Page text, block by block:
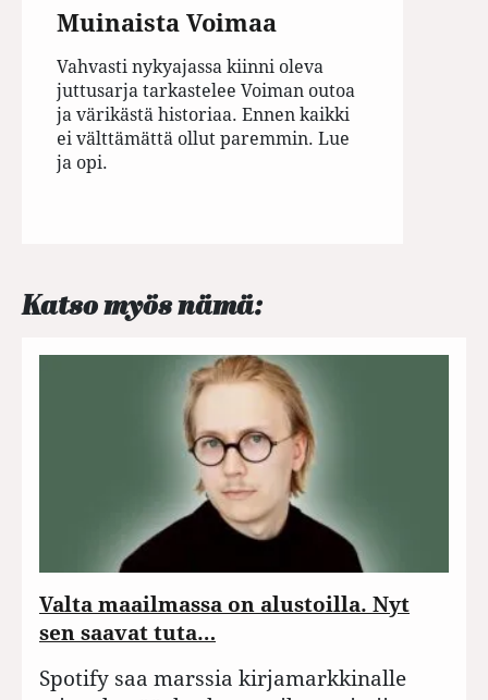
Muinaista Voimaa
Vahvasti nykyajassa kiinni oleva
juttusarja tarkastelee Voiman outoa
ja värikästä historiaa. Ennen kaikki
ei välttämättä ollut paremmin. Lue
ja opi.
Katso myös nämä:
Valta maailmassa on alustoilla. Nyt
sen saavat tuta…
Spotify saa marssia kirjamarkkinalle